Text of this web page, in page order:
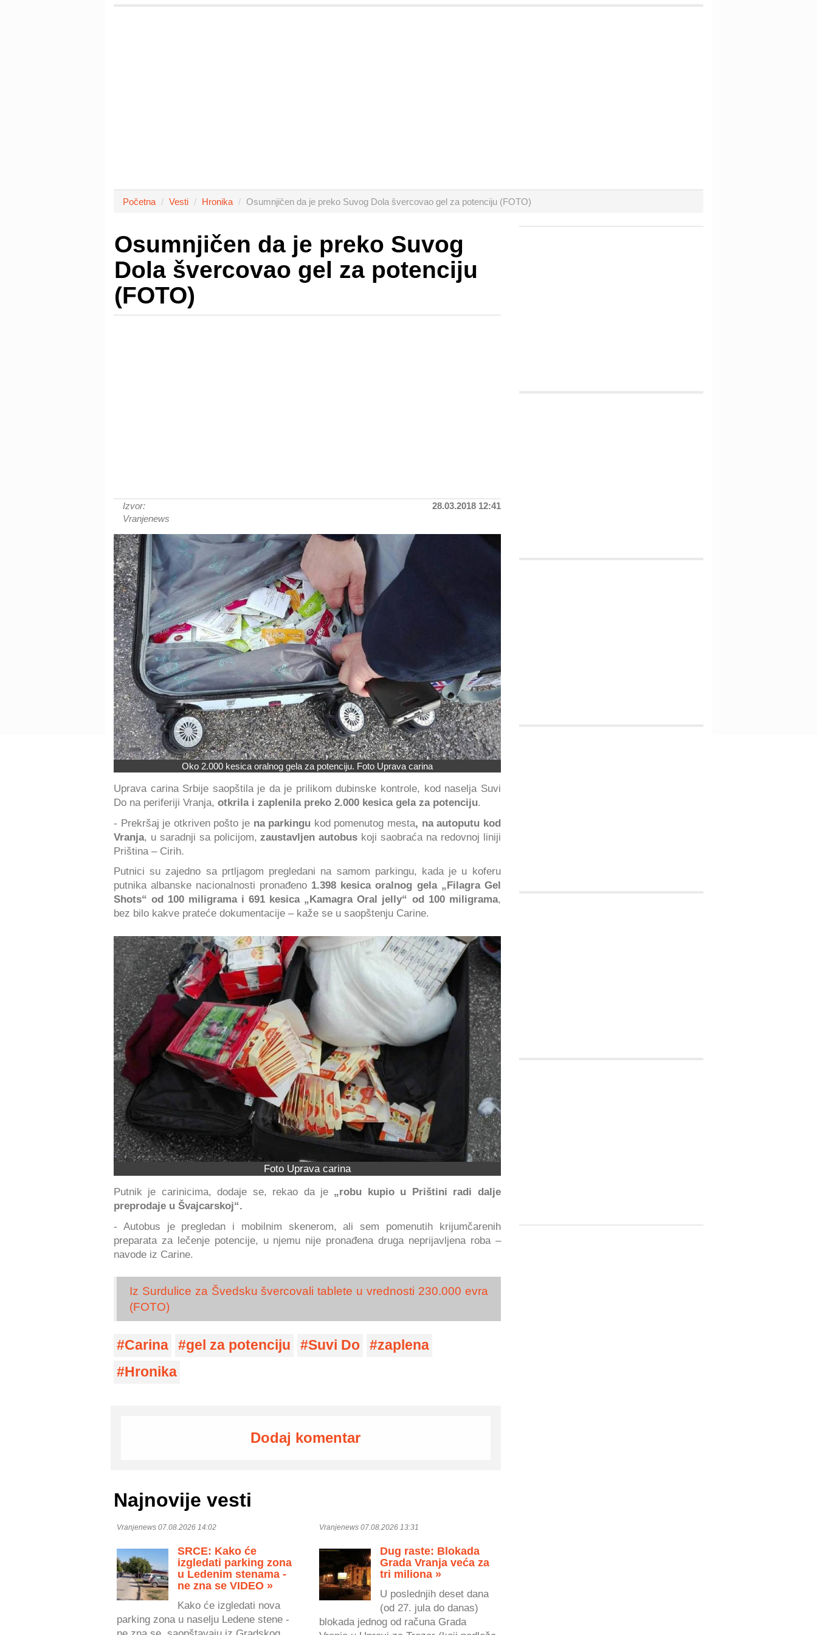
Početna Vesti Hronika Osumnjičen da je preko Suvog Dola švercovao gel za potenciju (FOTO)
Osumnjičen da je preko Suvog
Dola švercovao gel za potenciju
(FOTO)
Izvor:
Vranjenews
28.03.2018 12:41
Oko 2.000 kesica oralnog gela za potenciju. Foto Uprava carina
Uprava carina Srbije saopštila je da je prilikom dubinske kontrole, kod naselja Suvi
Do na periferiji Vranja, otkrila i zaplenila preko 2.000 kesica gela za potenciju.
- Prekršaj je otkriven pošto je na parkingu kod pomenutog mesta, na autoputu kod
Vranja, u saradnji sa policijom,zaustavljen autobus koji saobraća na redovnoj liniji
Priština – Cirih.
Putnici su zajedno sa prtljagom pregledani na samom parkingu, kada je u koferu
putnika albanske nacionalnosti pronađeno 1.398 kesica oralnog gela „Filagra Gel
Shots“ od 100 miligrama i 691 kesica „Kamagra Oral jelly“ od 100 miligrama,
bez bilo kakve prateće dokumentacije – kaže se u saopštenju Carine.
Foto Uprava carina
Putnik je carinicima, dodaje se, rekao da je „robu kupio u Prištini radi dalje
preprodaje u Švajcarskoj“.
- Autobus je pregledan i mobilnim skenerom, ali sem pomenutih krijumčarenih
preparata za lečenje potencije, u njemu nije pronađena druga neprijavljena roba –
navode iz Carine.
Iz Surdulice za Švedsku švercovali tablete u vrednosti 230.000 evra
(FOTO)
Carina gel za potenciju Suvi Do
zaplena
Hronika
Dodaj komentar
Najnovije vesti
Vranjenews 07.08.2026 14:02
SRCE: Kako će
izgledati parking zona
u Ledenim stenama -
ne zna se VIDEO »
Kako će izgledati nova
parking zona u naselju Ledene stene -
Vranjenews 07.08.2026 13:31
Dug raste: Blokada
Grada Vranja veća za
tri miliona »
U poslednjih deset dana
(od 27. jula do danas)
blokada jednog od računa Grada